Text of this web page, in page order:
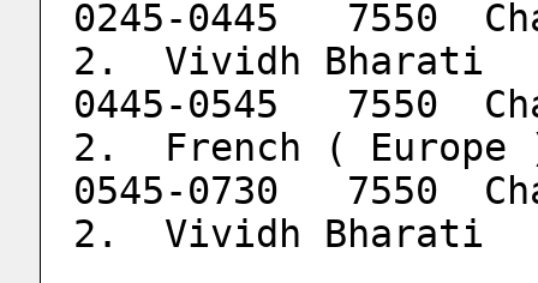
0245-0445   7550
2.  Vividh Bharati
0445-0545   7550
2.  French ( Europe
0545-0730   7550
2.  Vividh Bharati